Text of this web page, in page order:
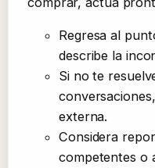
Regresa al
describe la
Si no te
externa.
Considera
competentes o